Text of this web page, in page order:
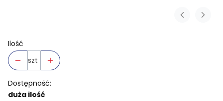
Ilość
szt
Dostępność:
duża ilość